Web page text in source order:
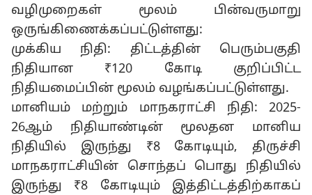
வழிமுறைகள் மூலம் பின்வருமாறு
ஒருங்கிணைக்கப்பட்டுள்ளது:
முக்கிய நிதி: திட்டத்தின் பெரும்பகுதி
நிதியான ₹120 கோடி குறிப்பிட்ட
நிதியமைப்பின் மூலம் வழங்கப்பட்டுள்ளது.
மானியம் மற்றும் மாநகராட்சி நிதி: 2025-
26ஆம் நிதியாண்டின் மூலதன மானிய
நிதியில் இருந்து ₹8 கோடியும், திருச்சி
மாநகராட்சியின் சொந்தப் பொது நிதியில்
இருந்து ₹8 கோடியும் இத்திட்டத்திற்காகப்